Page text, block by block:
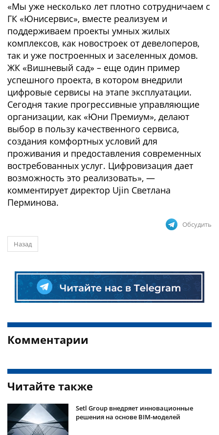
«Мы уже несколько лет плотно сотрудничаем с
ГК «Юнисервис», вместе реализуем и
поддерживаем проекты умных жилых
комплексов, как новостроек от девелоперов,
так и уже построенных и заселенных домов.
ЖК «Вишневый сад» – еще один пример
успешного проекта, в котором внедрили
цифровые сервисы на этапе эксплуатации.
Сегодня такие прогрессивные управляющие
организации, как «Юни Премиум», делают
выбор в пользу качественного сервиса,
создания комфортных условий для
проживания и предоставления современных
востребованных услуг. Цифровизация дает
возможность это реализовать», —
комментирует директор Ujin Светлана
Перминова.
Обсудить
Назад
Комментарии
Читайте также
Setl Group внедряет инновационные
решения на основе BIM-моделей